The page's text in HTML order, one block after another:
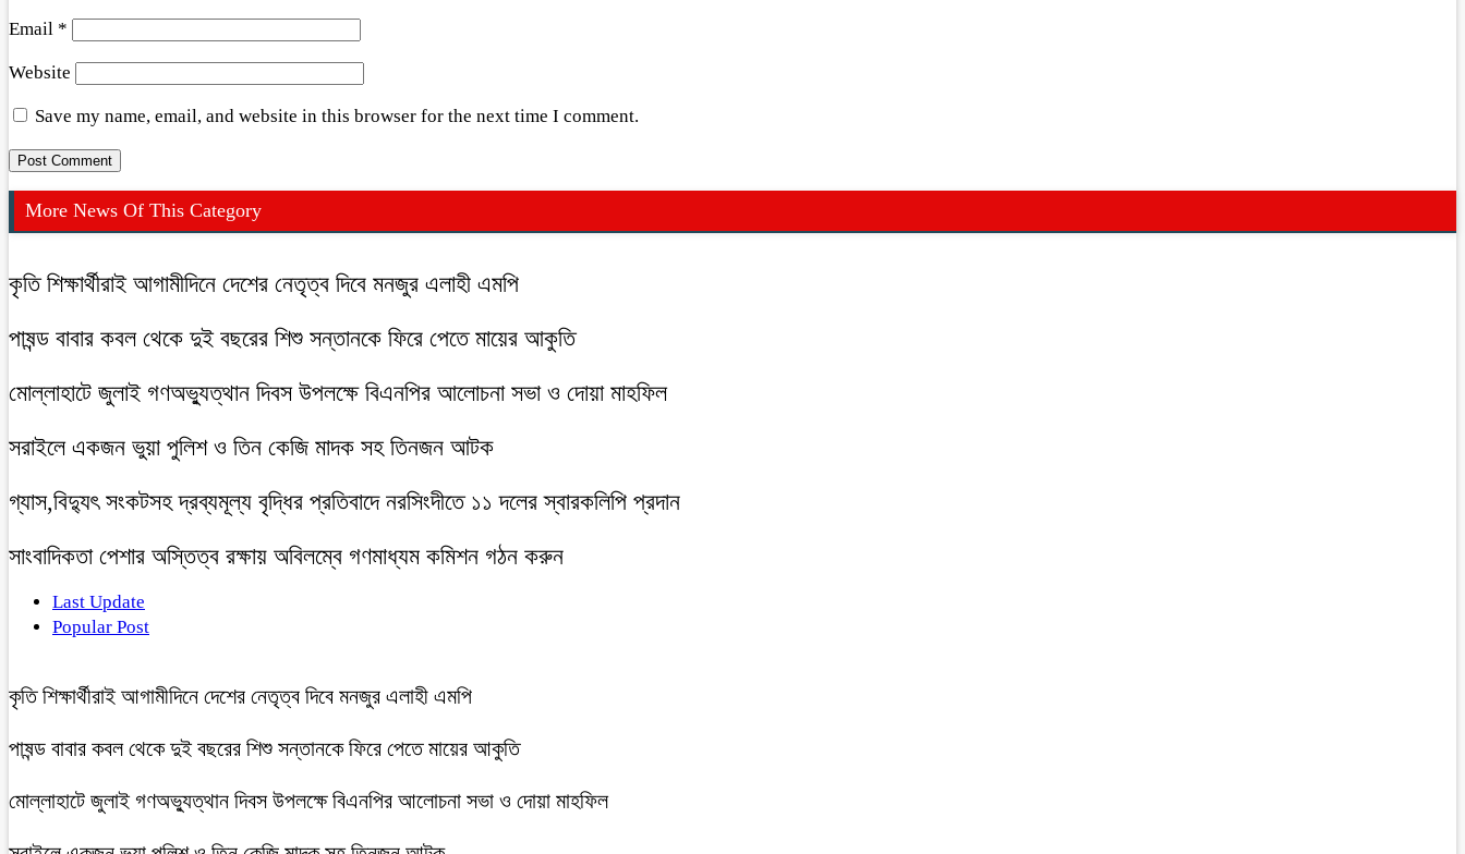
Email *
Website
Save my name, email, and website in this browser for the next time I comment.
More News Of This Category
কৃতি শিক্ষার্থীরাই আগামীদিনে দেশের নেতৃত্ব দিবে মনজুর এলাহী এমপি
পাষন্ড বাবার কবল থেকে দুই বছরের শিশু সন্তানকে ফিরে পেতে মায়ের আকুতি
মোল্লাহাটে জুলাই গণঅভ্যুত্থান দিবস উপলক্ষে বিএনপির আলোচনা সভা ও দোয়া মাহফিল
সরাইলে একজন ভুয়া পুলিশ ও তিন কেজি মাদক সহ তিনজন আটক
গ্যাস,বিদ্যুৎ সংকটসহ দ্রব্যমূল্য বৃদ্ধির প্রতিবাদে নরসিংদীতে ১১ দলের স্বারকলিপি প্রদান
সাংবাদিকতা পেশার অস্তিত্ব রক্ষায় অবিলম্বে গণমাধ্যম কমিশন গঠন করুন
Last Update
Popular Post
কৃতি শিক্ষার্থীরাই আগামীদিনে দেশের নেতৃত্ব দিবে মনজুর এলাহী এমপি
পাষন্ড বাবার কবল থেকে দুই বছরের শিশু সন্তানকে ফিরে পেতে মায়ের আকুতি
মোল্লাহাটে জুলাই গণঅভ্যুত্থান দিবস উপলক্ষে বিএনপির আলোচনা সভা ও দোয়া মাহফিল